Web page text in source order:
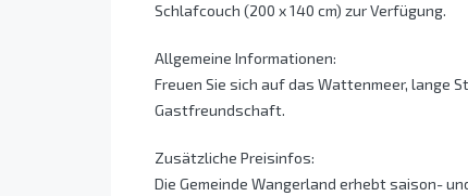
Schlafcouch (200 x 140 cm) zur Verfügung.
Allgemeine Informationen:
Freuen Sie sich auf das Wattenmeer, lange
Gastfreundschaft.
Zusätzliche Preisinfos:
Die Gemeinde Wangerland erhebt saison-